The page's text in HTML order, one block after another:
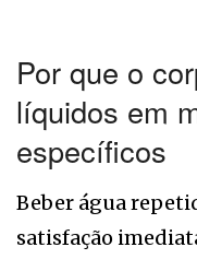
Por que o
líquidos em
específicos
Beber água
satisfação